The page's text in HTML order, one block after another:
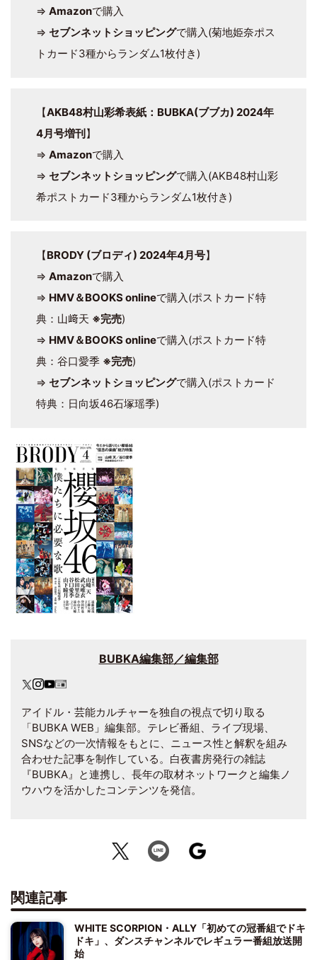
⇒ Amazonで購入
⇒ セブンネットショッピングで購入(菊地姫奈ポス
トカード3種からランダム1枚付き)
【AKB48村山彩希表紙：BUBKA(ブブカ) 2024年
4月号増刊】
⇒ Amazonで購入
⇒ セブンネットショッピングで購入(AKB48村山彩
希ポストカード3種からランダム1枚付き)
【BRODY (ブロディ) 2024年4月号】
⇒ Amazonで購入
⇒ HMV＆BOOKS onlineで購入(ポストカード特
典：山﨑天 ※完売)
⇒ HMV＆BOOKS onlineで購入(ポストカード特
典：谷口愛季 ※完売)
⇒ セブンネットショッピングで購入(ポストカード
特典：日向坂46石塚瑶季)
BUBKA編集部／編集部
アイドル・芸能カルチャーを独自の視点で切り取る
「BUBKA WEB」編集部。テレビ番組、ライブ現場、
SNSなどの一次情報をもとに、ニュース性と解釈を組み
合わせた記事を制作している。白夜書房発行の雑誌
『BUBKA』と連携し、長年の取材ネットワークと編集ノ
ウハウを活かしたコンテンツを発信。
関連記事
WHITE SCORPION・ALLY「初めての冠番組でドキ
ドキ」、ダンスチャンネルでレギュラー番組放送開
始